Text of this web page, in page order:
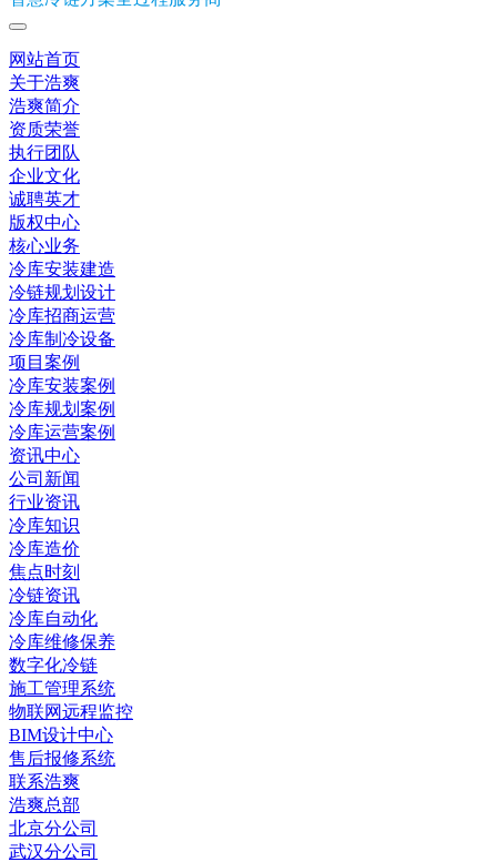
网站首页
关于浩爽
浩爽简介
资质荣誉
执行团队
企业文化
诚聘英才
版权中心
核心业务
冷库安装建造
冷链规划设计
冷库招商运营
冷库制冷设备
项目案例
冷库安装案例
冷库规划案例
冷库运营案例
资讯中心
公司新闻
行业资讯
冷库知识
冷库造价
焦点时刻
冷链资讯
冷库自动化
冷库维修保养
数字化冷链
施工管理系统
物联网远程监控
BIM设计中心
售后报修系统
联系浩爽
浩爽总部
北京分公司
武汉分公司